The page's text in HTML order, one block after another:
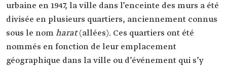
urbaine en 1947, la ville dans l’enceinte des murs a été
divisée en plusieurs quartiers, anciennement connus
sous le nomharat(allées). Ces quartiers ont été
nommés en fonction de leur emplacement
géographique dans la ville ou d’événement qui s’y